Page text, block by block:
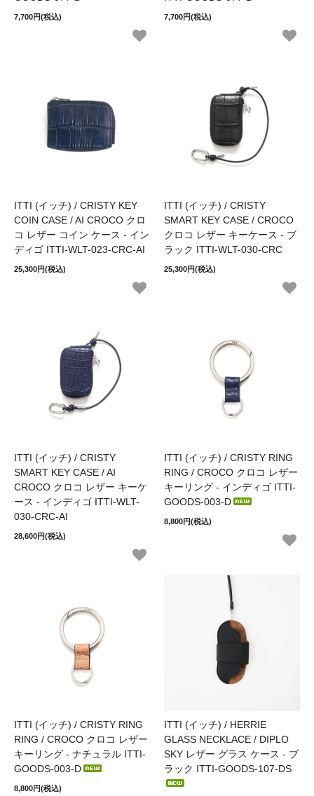
7,700円(税込) 7,700円(税込)
ITTI (イッチ) / CRISTY KEY
COIN CASE / AI CROCO クロ
コ レザー コイン ケース - イン
ディゴ ITTI-WLT-023-CRC-AI
25,300円(税込)
ITTI (イッチ) / CRISTY
SMART KEY CASE / CROCO
クロコ レザー キーケース - ブ
ラック ITTI-WLT-030-CRC
25,300円(税込)
ITTI (イッチ) / CRISTY
SMART KEY CASE / AI
CROCO クロコ レザー キーケ
ース - インディゴ ITTI-WLT-
030-CRC-AI
28,600円(税込)
ITTI (イッチ) / CRISTY RING
RING / CROCO クロコ レザー
キーリング - インディゴ ITTI-
GOODS-003-D
8,800円(税込)
ITTI (イッチ) / CRISTY RING
RING / CROCO クロコ レザー
キーリング - ナチュラル ITTI-
GOODS-003-D
8,800円(税込)
ITTI (イッチ) / HERRIE
GLASS NECKLACE / DIPLO
SKY レザー グラス ケース - ブ
ラック ITTI-GOODS-107-DS